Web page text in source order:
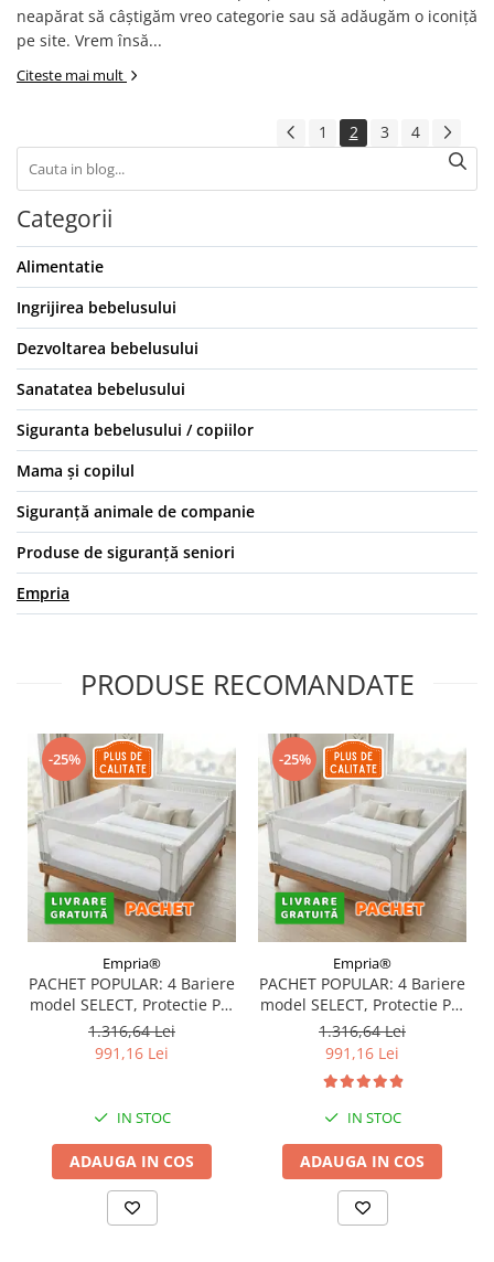
neapărat să câștigăm vreo categorie sau să adăugăm o iconiță
pe site. Vrem însă...
Citeste mai mult
1 2 3 4
Categorii
Alimentatie
Ingrijirea bebelusului
Dezvoltarea bebelusului
Sanatatea bebelusului
Siguranta bebelusului / copiilor
Mama și copilul
Siguranță animale de companie
Produse de siguranță seniori
Empria
PRODUSE RECOMANDATE
-25%
Empria®
PACHET POPULAR: 4 Bariere
model SELECT, Protectie Pat
160x200 cm,
Transformabile in Tarc de
joaca
1.316,64 Lei
991,16 Lei
IN STOC
ADAUGA IN COS
-25%
Empria®
PACHET POPULAR: 4 Bariere
model SELECT, Protectie Pat
180x200 cm,
Transformabile in Tarc de
joaca
1.316,64 Lei
991,16 Lei
IN STOC
ADAUGA IN COS